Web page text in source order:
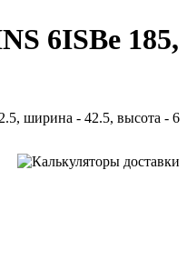
6ISBe 185,
ширина - 42.5, высота - 6